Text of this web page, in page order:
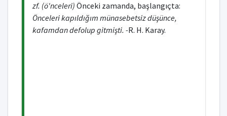
zf. (ö'nceleri) Önceki zamanda, başlangıçta:
Önceleri kapıldığım münasebetsiz düşünce,
kafamdan defolup gitmişti. -R. H. Karay.